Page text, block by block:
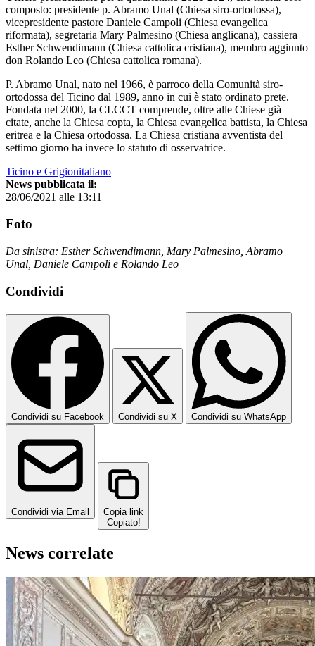
composto: presidente p. Abramo Unal (Chiesa siro-ortodossa),
vicepresidente pastore Daniele Campoli (Chiesa evangelica
riformata), segretaria Mary Palmesino (Chiesa anglicana), cassiera
Esther Schwendimann (Chiesa cattolica cristiana), membro aggiunto
don Rolando Leo (Chiesa cattolica romana).
P. Abramo Unal, nato nel 1966, è parroco della Comunità siro-
ortodossa del Ticino dal 1989, anno in cui è stato ordinato prete.
Fondata nel 2000, la CLCCT comprende, oltre alle Chiese già
citate, anche la Chiesa copta, la Chiesa evangelica battista, la Chiesa
eritrea e la Chiesa ortodossa. La Chiesa cristiana avventista del
settimo giorno ha invece lo statuto di osservatrice.
Ticino e Grigionitaliano
News pubblicata il:
28/06/2021 alle 13:11
Foto
Da sinistra: Esther Schwendimann, Mary Palmesino, Abramo
Unal, Daniele Campoli e Rolando Leo
Condividi
Condividi su Facebook Condividi su X Condividi su WhatsApp
Condividi via Email
Copia link
Copiato!
News correlate